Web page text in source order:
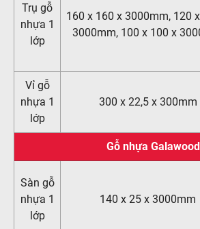
Trụ gỗ
nhựa 1
lớp
160 x 160 x 3000mm, 120
3000mm, 100 x 100 x
Vỉ gỗ
nhựa 1
lớp
300 x 22,5 x 300mm
Gỗ nhựa Galawood
Sàn gỗ
nhựa 1
lớp
140 x 25 x 3000mm